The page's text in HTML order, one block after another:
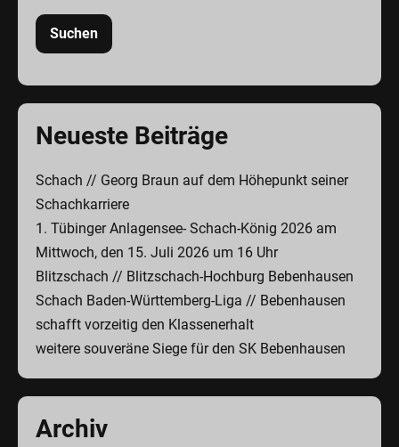
Suchen
Neueste Beiträge
Schach // Georg Braun auf dem Höhepunkt seiner
Schachkarriere
1. Tübinger Anlagensee- Schach-König 2026 am
Mittwoch, den 15. Juli 2026 um 16 Uhr
Blitzschach // Blitzschach-Hochburg Bebenhausen
Schach Baden-Württemberg-Liga // Bebenhausen
schafft vorzeitig den Klassenerhalt
weitere souveräne Siege für den SK Bebenhausen
Archiv